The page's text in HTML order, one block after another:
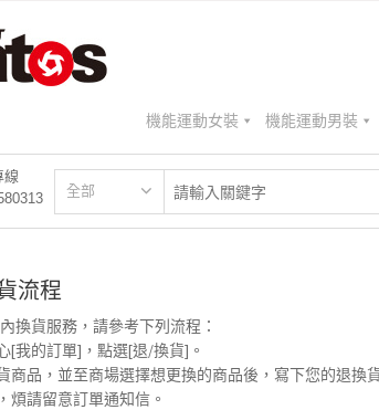
機能運動女裝 機能運動男裝
線
全部
流程
換貨服務，請參考下列流程：
[我的訂單]，點選[退/換貨]。
商品，並至商場選擇想更換的商品後，寫下您的退換
煩請留意訂單通知信。